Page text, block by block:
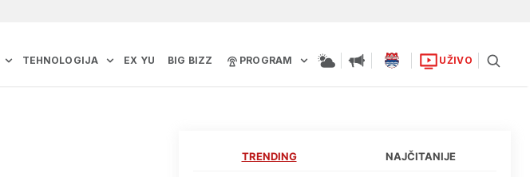
TEHNOLOGIJA EX YU BIG BIZZ PROGRAM UŽIVO
TRENDING NAJČITANIJE